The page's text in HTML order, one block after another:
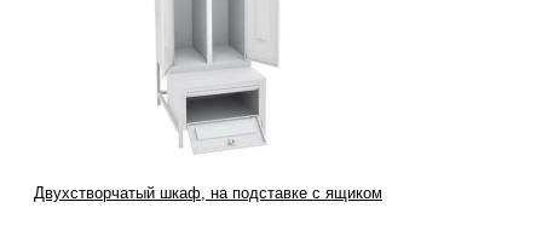
Двухстворчатый шкаф, на подставке с ящиком